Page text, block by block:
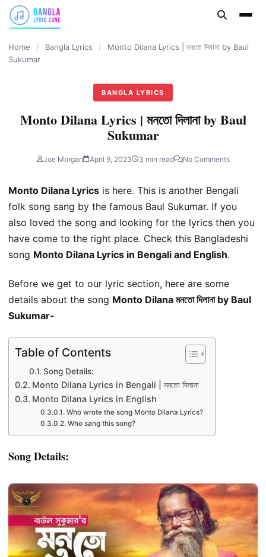
content
Home / Bangla Lyrics /
Monto Dilana Lyrics | মনতো দিলানা by Baul
Sukumar
BANGLA LYRICS
Monto Dilana Lyrics | মনতো দিলানা by Baul
Sukumar
Joe Morgan April 9, 2023 3 min read No Comments
Monto Dilana Lyrics is here. This is another Bengali
folk song sang by the famous Baul Sukumar. If you
also loved the song and looking for the lyrics then you
have come to the right place. Check this Bangladeshi
song Monto Dilana Lyrics in Bengali and English.
Before we get to our lyric section, here are some
details about the song Monto Dilana মনতো দিলানা by Baul
Sukumar-
Table of Contents
Song Details:
Monto Dilana Lyrics in Bengali | মনতো দিলানা
Monto Dilana Lyrics in English
Who wrote the song Monto Dilana Lyrics?
Who sang this song?
Song Details: